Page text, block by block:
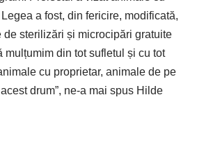
a fost, din fericire, modificată,
sterilizări și microcipări gratuite
mulțumim din tot sufletul și cu tot
cu proprietar, animale de pe
drum”, ne-a mai spus Hilde